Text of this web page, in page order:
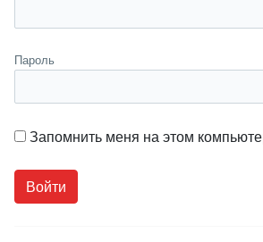
Пароль
Запомнить меня на этом